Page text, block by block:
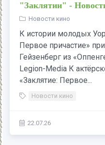
"Заклятии" -
Новости кино
К истории молодых
Первое причастие»
Гейзенберг из
Legion-Media К
«Заклятие: Первое...
Новости кино
22.07.26